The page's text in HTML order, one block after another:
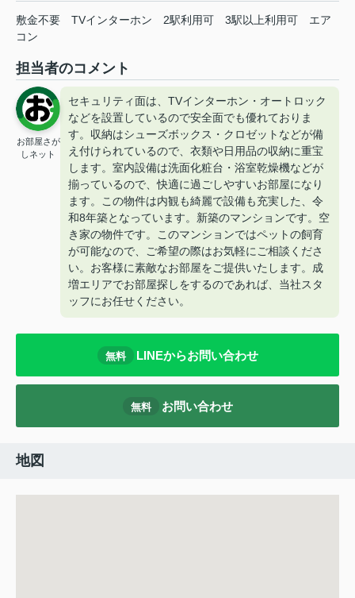
敷金不要 TVインターホン 2駅利用可 3駅以上利用可
エア
コン
担当者のコメント
お部屋さが
しネット
セキュリティ面は、TVインターホン・オートロック
などを設置しているので安全面でも優れておりま
す。収納はシューズボックス・クロゼットなどが備
え付けられているので、衣類や日用品の収納に重宝
します。室内設備は洗面化粧台・浴室乾燥機などが
揃っているので、快適に過ごしやすいお部屋になり
ます。この物件は内観も綺麗で設備も充実した、令
和8年築となっています。新築のマンションです。空
き家の物件です。このマンションではペットの飼育
が可能なので、ご希望の際はお気軽にご相談くださ
い。お客様に素敵なお部屋をご提供いたします。成
増エリアでお部屋探しをするのであれば、当社スタ
ッフにお任せください。
無料 LINEからお問い合わせ
無料 お問い合わせ
地図